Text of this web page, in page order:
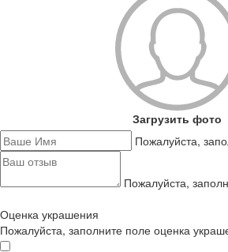
Загрузить фото
Пожалуйста,
Пожалуйста,
Оценка украшения
Пожалуйста, заполните поле оценка